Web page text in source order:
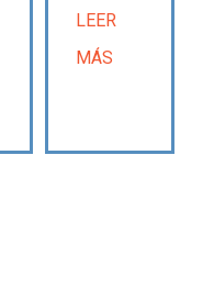
LEER
MÁS